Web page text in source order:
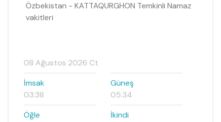
Özbekistan - KATTAQURGHON Temkinli Namaz
vakitleri
08 Ağustos 2026 Ct
İmsak
03:38
Güneş
05:34
Öğle
İkindi